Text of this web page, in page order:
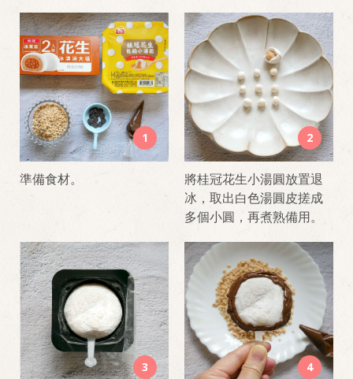
1
準備食材。
2
將桂冠花生小湯圓放置退
冰，取出白色湯圓皮搓成
多個小圓，再煮熟備用。
3 4